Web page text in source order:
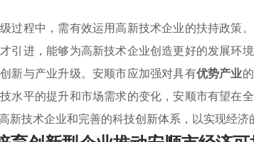
过程中，需有效运用高新技术企业的扶持政策
引进，能够为高新技术企业创造更好的发展环
新与产业升级。安顺市应加强对具有优势产业
水平的提升和市场需求的变化，安顺市有望在
新技术企业和完善的科技创新体系，以实现经济